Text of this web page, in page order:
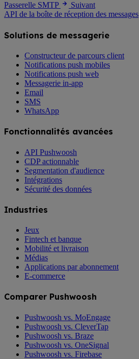
Passerelle SMTP
Suivant
API de la boîte de réception des messages
Solutions de messagerie
Constructeur de parcours client
Notifications push mobiles
Notifications push web
Messagerie in-app
Email
SMS
WhatsApp
Fonctionnalités avancées
API Pushwoosh
CDP actionnable
Segmentation d'audience
Intégrations
Sécurité des données
Industries
Jeux
Fintech et banque
Mobilité et livraison
Médias
Applications par abonnement
E-commerce
Comparer Pushwoosh
Pushwoosh vs. MoEngage
Pushwoosh vs. CleverTap
Pushwoosh vs. Braze
Pushwoosh vs. OneSignal
Pushwoosh vs. Firebase